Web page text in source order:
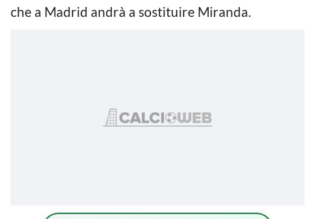
che a Madrid andrà a sostituire Miranda.